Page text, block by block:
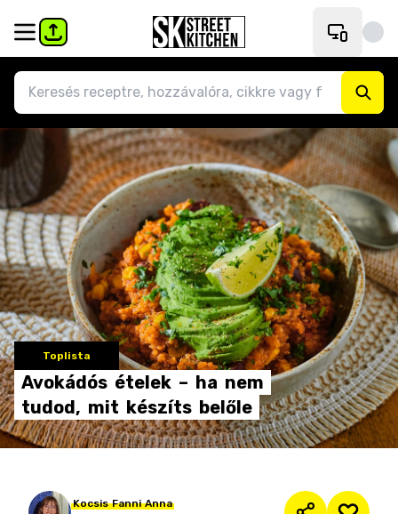
Toplista
Avokádós ételek – ha nem
tudod, mit készíts belőle
Kocsis Fanni Anna